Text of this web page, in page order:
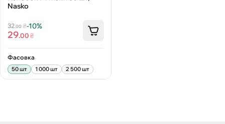
Nasko
32.00₴-10%
29.00₴
Фасовка
50 шт 1 000 шт 2 500 шт